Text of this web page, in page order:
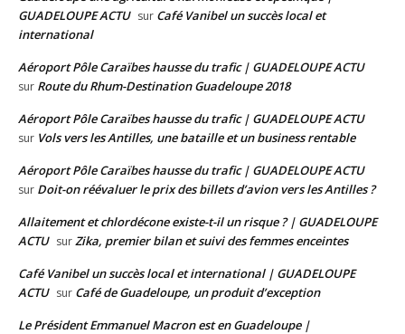
GUADELOUPE ACTU sur Café Vanibel un succès local et
international
Aéroport Pôle Caraïbes hausse du trafic | GUADELOUPE ACTU
sur Route du Rhum-Destination Guadeloupe 2018
Aéroport Pôle Caraïbes hausse du trafic | GUADELOUPE ACTU
sur Vols vers les Antilles, une bataille et un business rentable
Aéroport Pôle Caraïbes hausse du trafic | GUADELOUPE ACTU
sur Doit-on réévaluer le prix des billets d’avion vers les Antilles ?
Allaitement et chlordécone existe-t-il un risque ? | GUADELOUPE
ACTU surZika, premier bilan et suivi des femmes enceintes
Café Vanibel un succès local et international | GUADELOUPE
ACTU sur Café de Guadeloupe, un produit d’exception
Le Président Emmanuel Macron est en Guadeloupe |